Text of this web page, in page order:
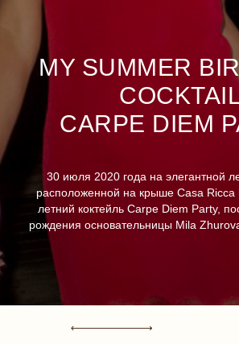
MY SUMMER
CARPE DIEM
30 июля 2020 года на элегантной
расположенной на крыше Casa Ricca
летний коктейль Carpe Diem Party,
рождения основательницы Mila